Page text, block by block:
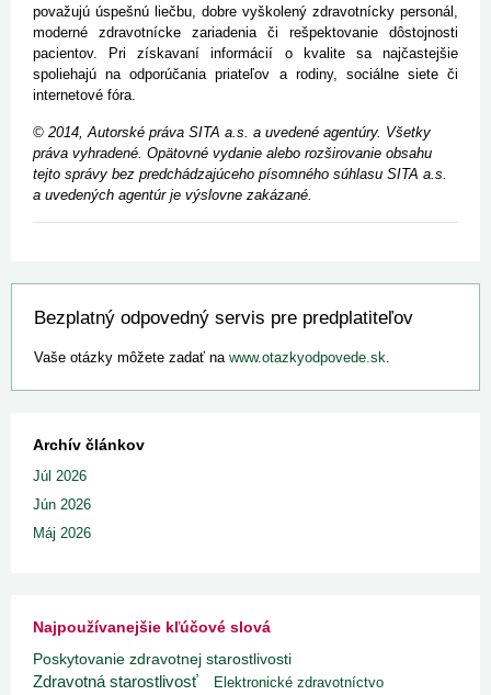
považujú úspešnú liečbu, dobre vyškolený zdravotnícky personál,
moderné zdravotnícke zariadenia či rešpektovanie dôstojnosti
pacientov. Pri získavaní informácií o kvalite sa najčastejšie
spoliehajú na odporúčania priateľov a rodiny, sociálne siete či
internetové fóra.
© 2014, Autorské práva SITA a.s. a uvedené agentúry. Všetky
práva vyhradené. Opätovné vydanie alebo rozširovanie obsahu
tejto správy bez predchádzajúceho písomného súhlasu SITA a.s.
a uvedených agentúr je výslovne zakázané.
Bezplatný odpovedný servis pre predplatiteľov
Vaše otázky môžete zadať na www.otazkyodpovede.sk.
Archív článkov
Júl 2026
Jún 2026
Máj 2026
Najpoužívanejšie kľúčové slová
Poskytovanie zdravotnej starostlivosti
Zdravotná starostlivosť
Elektronické zdravotníctvo